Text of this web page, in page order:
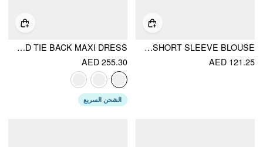
COTTON-BLEND TEXTURED PUFF SLEEVE RUFFLED SHORT SLEEVE BLOUSE
AED 121.25
COTTON-BLEND STRIPED RUCHED TIE BACK MAXI DRESS
AED 255.30
الشحن السريع